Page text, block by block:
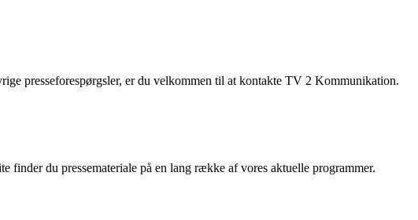
presseforespørgsler, er du velkommen til at kontakte TV 2 Kommunikation.
finder du pressemateriale på en lang række af vores aktuelle programmer.